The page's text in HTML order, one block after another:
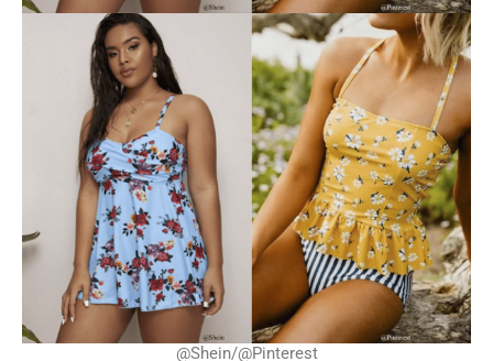
@Shein/@Pinterest